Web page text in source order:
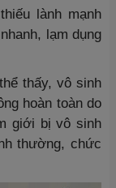
lành mạnh
lạm dụng
thấy, vô sinh
hoàn toàn do
giới bị vô sinh
thường, chức